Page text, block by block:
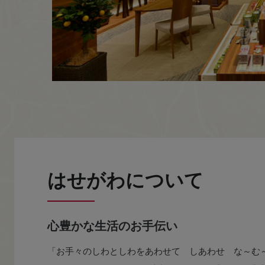
はせがわについて
心豊かな生活のお手伝い
「お手々のしわとしわをあわせて しあわせ な～む